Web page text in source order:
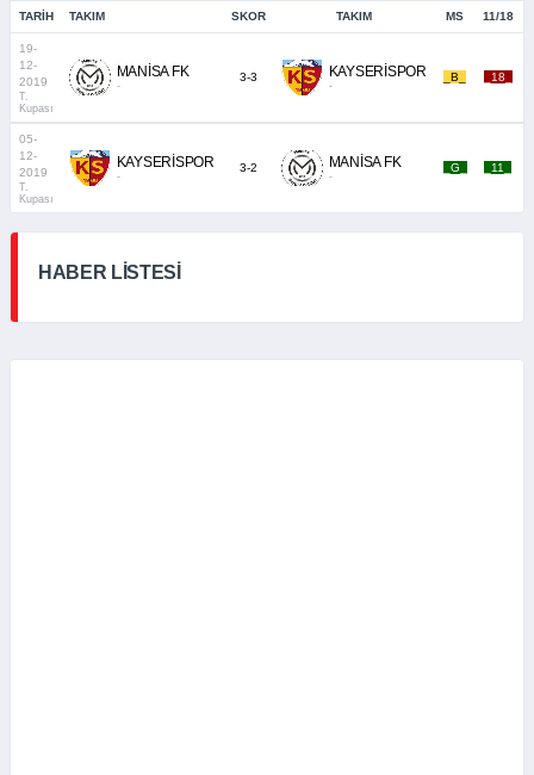
TARIH TAKIM SKOR TAKIM MS 11/18
19-
12-
2019
T.
Kupası
MANİSA FK
-
3-3 KAYSERİSPOR
-
_B_ _18_
05-
12-
2019
T.
Kupası
KAYSERİSPOR
-
3-2 MANİSA FK
-
_G_ _11_
HABER LİSTESİ